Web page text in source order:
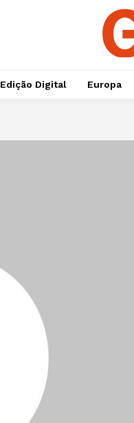
Edição Digital Europa